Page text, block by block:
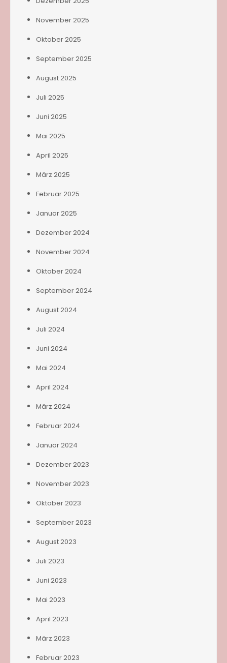
November 2025
Oktober 2025
September 2025
August 2025
Juli 2025
Juni 2025
Mai 2025
April 2025
März 2025
Februar 2025
Januar 2025
Dezember 2024
November 2024
Oktober 2024
September 2024
August 2024
Juli 2024
Juni 2024
Mai 2024
April 2024
März 2024
Februar 2024
Januar 2024
Dezember 2023
November 2023
Oktober 2023
September 2023
August 2023
Juli 2023
Juni 2023
Mai 2023
April 2023
März 2023
Februar 2023